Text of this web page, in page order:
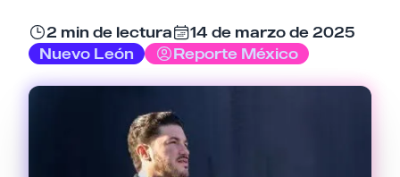
2 min de lectura
14 de marzo de 2025
Nuevo León
Reporte México
Email
Tu comentario